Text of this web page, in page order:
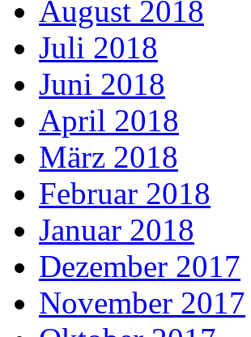
August 2018
Juli 2018
Juni 2018
April 2018
März 2018
Februar 2018
Januar 2018
Dezember 2017
November 2017